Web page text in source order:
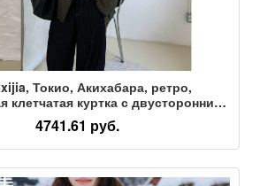
Токио, Акихабара, ретро,
клетчатая куртка с двусторонним
стойкой, женское осенне-зимнее
тонкое хлопковое пальто
4741.61 руб.